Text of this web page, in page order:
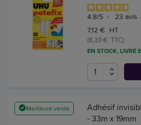
4.8/5 - 23 avis
7,12 € HT
(8,33 € TTC)
EN STOCK, LIVRÉ
Meilleure vente
Adhésif
- 33m x 19mm